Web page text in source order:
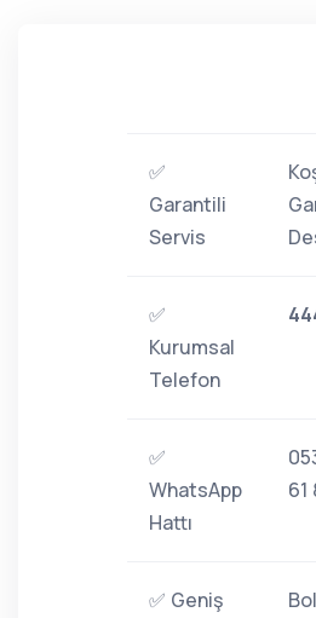
✅
Garantili
Servis
✅
Kurumsal
Telefon
✅
WhatsApp
Hattı
61
✅ Geniş